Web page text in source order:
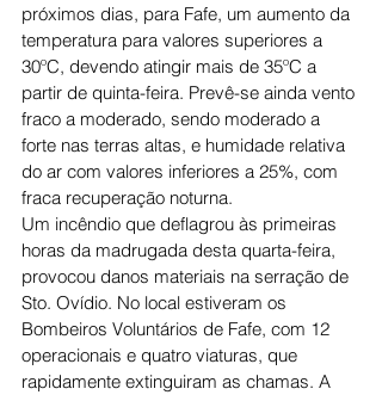
próximos dias, para Fafe, um aumento da
temperatura para valores superiores a
30ºC, devendo atingir mais de 35ºC a
partir de quinta-feira. Prevê-se ainda vento
fraco a moderado, sendo moderado a
forte nas terras altas, e humidade relativa
do ar com valores inferiores a 25%, com
fraca recuperação noturna.
Um incêndio que deflagrou às primeiras
horas da madrugada desta quarta-feira,
provocou danos materiais na serração de
Sto. Ovídio. No local estiveram os
Bombeiros Voluntários de Fafe, com 12
operacionais e quatro viaturas, que
rapidamente extinguiram as chamas. A